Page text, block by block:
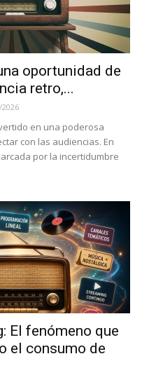
oportunidad de
retro,...
en una poderosa
con las audiencias. En
por la incertidumbre
El fenómeno que
el consumo de